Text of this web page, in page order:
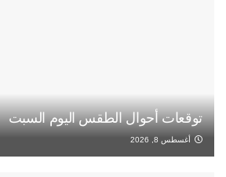
توقعات أحوال الطقس اليوم السبت
أغسطس 8, 2026